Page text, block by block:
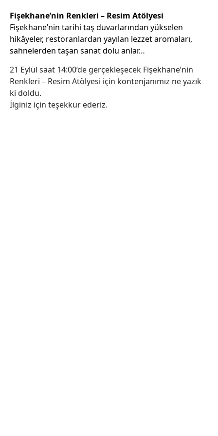
Fişekhane’nin Renkleri – Resim Atölyesi
Fişekhane’nin tarihi taş duvarlarından yükselen
hikâyeler, restoranlardan yayılan lezzet aromaları,
sahnelerden taşan sanat dolu anlar…
21 Eylül saat 14:00’de gerçekleşecek Fişekhane’nin
Renkleri – Resim Atölyesi için kontenjanımız ne yazık
ki doldu.
İlginiz için teşekkür ederiz.